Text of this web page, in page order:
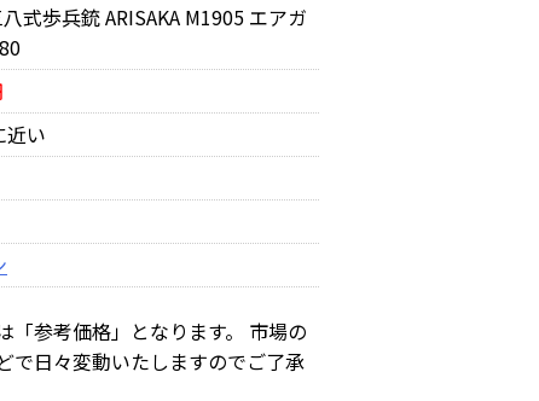
八式歩兵銃 ARISAKA M1905 エアガ
近い
「参考価格」となります。 市場の
で日々変動いたしますのでご了承